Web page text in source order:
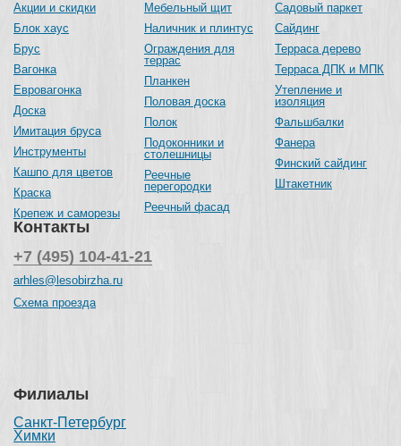
Акции и скидки
Блок хаус
Брус
Вагонка
Евровагонка
Доска
Имитация бруса
Инструменты
Кашпо для цветов
Краска
Крепеж и саморезы
Мебельный щит
Наличник и плинтус
Ограждения для
террас
Планкен
Половая доска
Полок
Подоконники и
столешницы
Реечные
перегородки
Реечный фасад
Садовый паркет
Сайдинг
Терраса дерево
Терраса ДПК и МПК
Утепление и
изоляция
Фальшбалки
Фанера
Финский сайдинг
Штакетник
Контакты
+7 (495) 104-41-21
arhles@lesobirzha.ru
Схема проезда
Филиалы
Санкт-Петербург
Химки